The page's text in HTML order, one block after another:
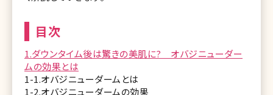
目次
1.ダウンタイム後は驚きの美肌に? オバジニューダー
ムの効果とは
1-1.オバジニューダームとは
1-2.オバジニューダームの効果